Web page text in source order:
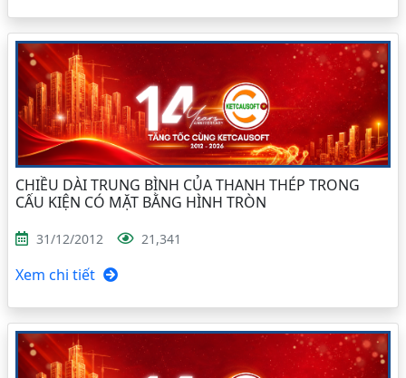
CHIỀU DÀI TRUNG BÌNH CỦA THANH THÉP TRONG
CẤU KIỆN CÓ MẶT BẰNG HÌNH TRÒN
31/12/2012 21,341
Xem chi tiết